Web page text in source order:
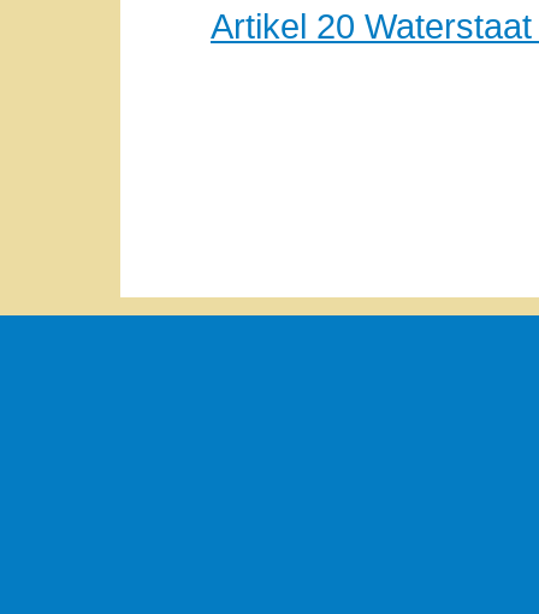
Artikel 20